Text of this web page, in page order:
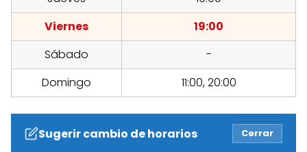
Viernes
19:00
Sábado
-
Domingo
11:00, 20:00
Sugerir cambio de horarios Cerrar